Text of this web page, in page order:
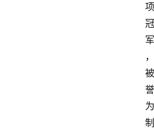
项
冠
军
，
被
誉
为
制